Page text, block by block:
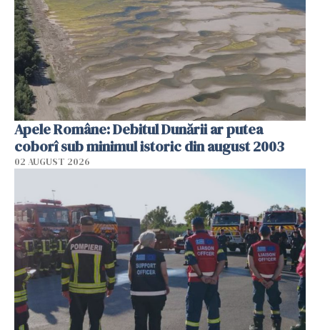
Apele Române: Debitul Dunării ar putea
coborî sub minimul istoric din august 2003
02 AUGUST 2026